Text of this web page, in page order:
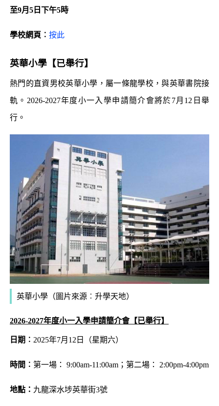
至9月5日下午5時
學校網頁︰ 按此
英華小學 【已舉行】
熱門的直資男校英華小學，屬一條龍學校，與英華書院接
軌。2026-2027年度小一入學申請簡介會將於7月12日舉
行。
英華小學（圖片來源︰升學天地）
2026-2027年度小一入學申請簡介會【已舉行】
日期︰ 2025年7月12日（星期六）
時間︰ 第一場： 9:00am-11:00am； 第二場： 2:00pm-4:00pm
地點： 九龍深水埗英華街3號